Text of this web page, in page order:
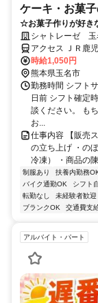
ケーキ・お菓
☆お菓子作りが好き
素敵なお菓子に囲ま
シャトレーゼ 玉
アクセス ＪＲ鹿
名南口徒歩約36
在来線)6分
時給1,050円
熊本県玉名市
勤務時間 シフト
日前 シフト確定
談ください。 も
お...
仕事内容 【販売
の立ち上げ ・の
冷凍） ・商品の
制服あり 扶養内勤務
バイク通勤OK
シフト
転勤なし
未経験者歓迎
ブランクOK
交通費支
アルバイト・パート